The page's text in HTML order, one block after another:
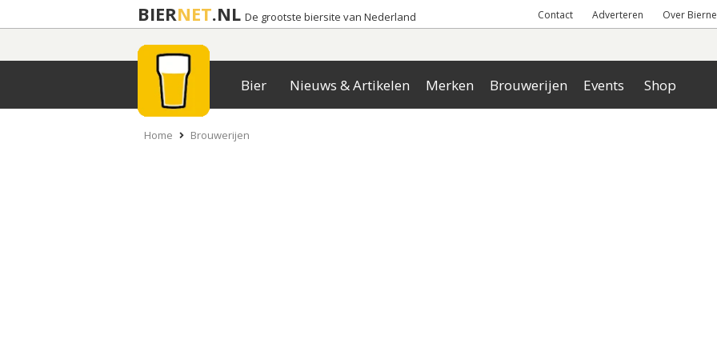
BIERNET.NL De grootste biersite van Nederland Contact Adverteren Over
Bier Nieuws & Artikelen Merken Brouwerijen Events Shop
Home Brouwerijen